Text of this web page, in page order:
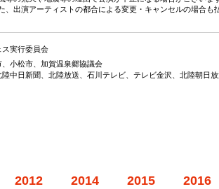
、出演アーティストの都合による変更・キャンセルの場合
実行委員会
小松市、加賀温泉郷協議会
中日新聞、北陸放送、石川テレビ、テレビ金沢、北陸朝日
2012 2014 2015 2016